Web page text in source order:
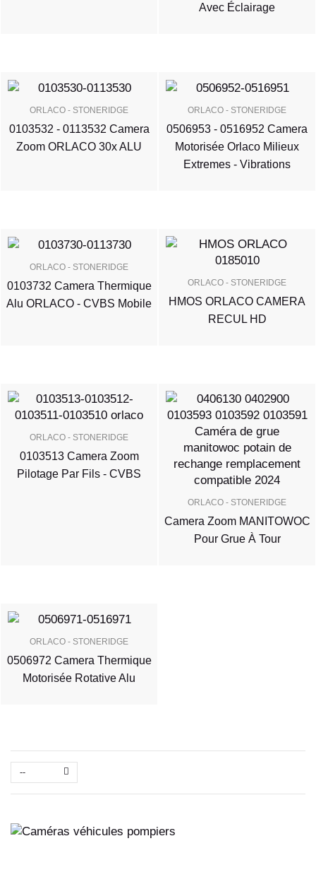
Avec Éclairage
ORLACO - STONERIDGE
0103532 - 0113532 Camera
Zoom ORLACO 30x ALU
ORLACO - STONERIDGE
0506953 - 0516952 Camera
Motorisée Orlaco Milieux
Extremes - Vibrations
ORLACO - STONERIDGE
0103732 Camera Thermique
Alu ORLACO - CVBS Mobile
ORLACO - STONERIDGE
HMOS ORLACO CAMERA
RECUL HD
ORLACO - STONERIDGE
0103513 Camera Zoom
Pilotage Par Fils - CVBS
ORLACO - STONERIDGE
Camera Zoom MANITOWOC
Pour Grue À Tour
ORLACO - STONERIDGE
0506972 Camera Thermique
Motorisée Rotative Alu
--